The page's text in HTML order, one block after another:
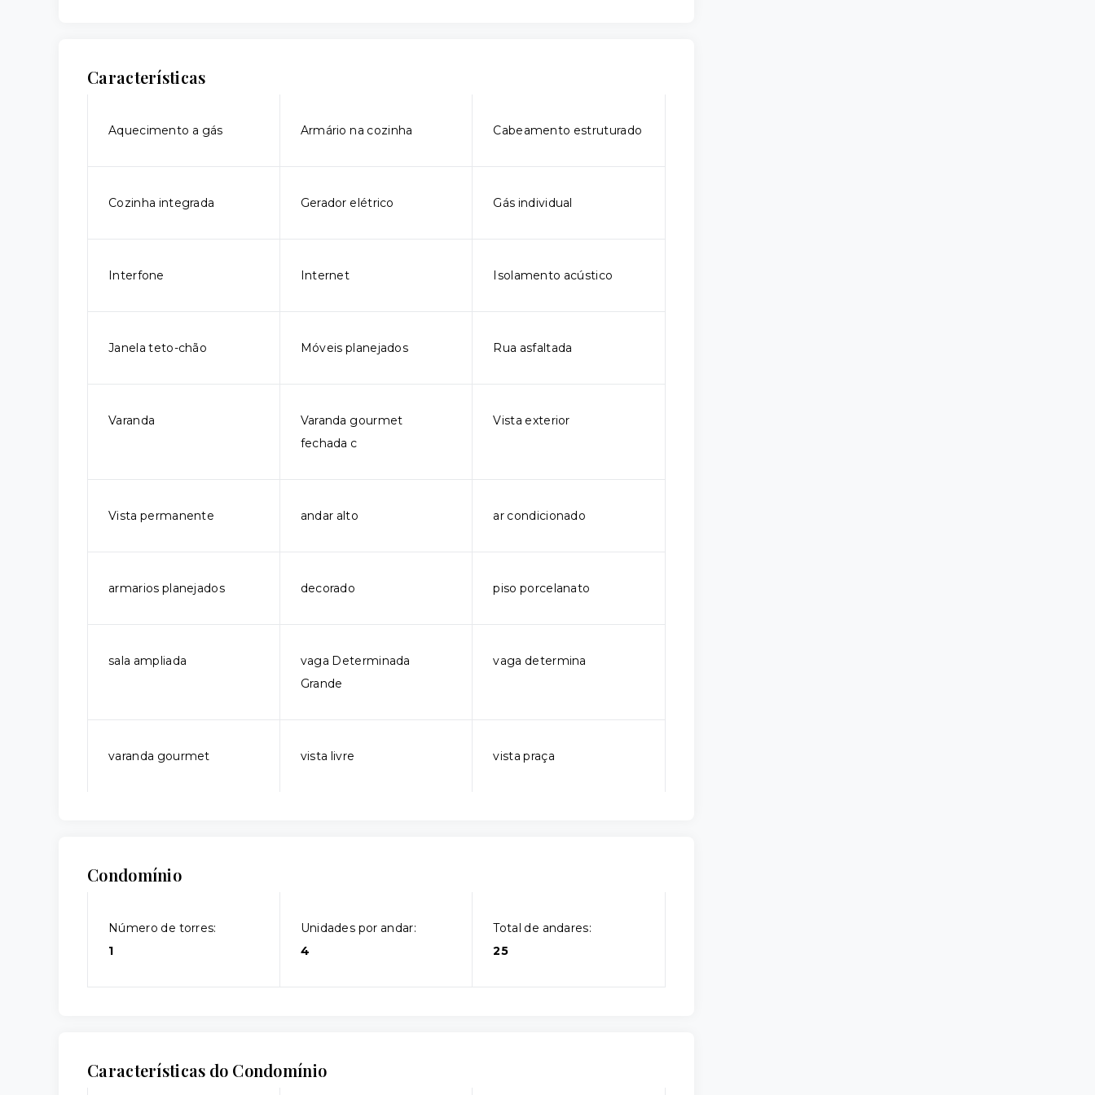
Características
Aquecimento a gás Armário na cozinha Cabeamento estruturado
Cozinha integrada Gerador elétrico Gás individual
Interfone Internet Isolamento acústico
Janela teto-chão Móveis planejados Rua asfaltada
Varanda
Varanda gourmet
fechada c
Vista exterior
Vista permanente andar alto ar condicionado
armarios planejados decorado piso porcelanato
sala ampliada
vaga Determinada
Grande
vaga determina
varanda gourmet vista livre vista praça
Condomínio
Número de torres:
1
Unidades por andar:
4
Total de andares:
25
Características do Condomínio